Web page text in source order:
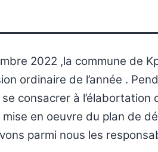
2022 ,la commune de
ordinaire de l’année .
consacrer à
mise en oeuvre du plan de
parmi nous les